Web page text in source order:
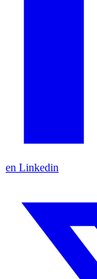
en Linkedin